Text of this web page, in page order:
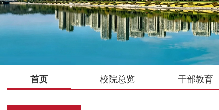
首页 校院总览 干部教育